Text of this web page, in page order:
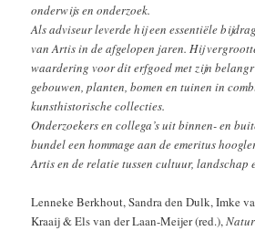
onderwijs en onderzoek.
Als adviseur leverde hij een essentiële
van Artis in de afgelopen jaren. Hij
waardering voor dit erfgoed met zijn
gebouwen, planten, bomen en tuinen in
kunsthistorische collecties.
Onderzoekers en collega’s uit binnen- en
bundel een hommage aan de emeritus
Artis en de relatie tussen cultuur, landschap
Lenneke Berkhout, Sandra den Dulk, Imke
Kraaij & Els van der Laan-Meijer (red.),